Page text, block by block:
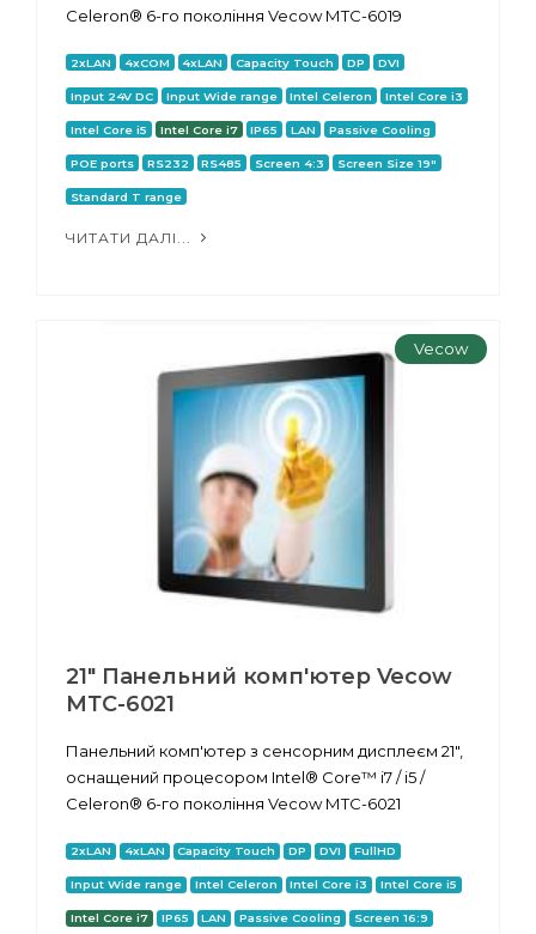
Celeron® 6-го покоління Vecow МТС-6019
2xLAN 4xCOM 4xLAN Capacity Touch DP DVI
Input 24V DC Input Wide range Intel Celeron Intel Core i3
Intel Core i5 Intel Core i7 IP65 LAN Passive Cooling
POE ports RS232 RS485 Screen 4:3 Screen Size 19"
Standard T range
ЧИТАТИ ДАЛІ...
Vecow
21" Панельний комп'ютер Vecow
МТС-6021
Панельний комп'ютер з сенсорним дисплеєм 21",
оснащений процесором Intel® Core™ i7 / i5 /
Celeron® 6-го покоління Vecow МТС-6021
2xLAN 4xLAN Capacity Touch DP DVI FullHD
Input Wide range Intel Celeron Intel Core i3 Intel Core i5
Intel Core i7 IP65 LAN Passive Cooling Screen 16:9